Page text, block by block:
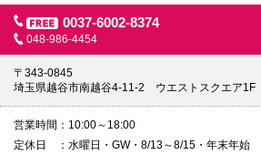
0037-6002-8374
048-986-4454
〒343-0845
埼玉県越谷市南越谷4-11-2 ウエストスクエア1F
営業時間
10:00～18:00
定休日
水曜日・GW・8/13～8/15・年末年始